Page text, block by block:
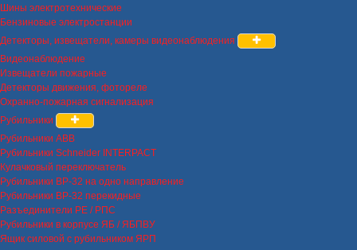
Шины электротехнические
Бензиновые электростанции
Детекторы, извещатели, камеры видеонаблюдения
Видеонаблюдение
Извещатели пожарные
Детекторы движения, фотореле
Охранно-пожарная сигнализация
Рубильники
Рубильники ABB
Рубильники Schneider INTERPACT
Кулачковый переключатель
Рубильники ВР-32 на одно направление
Рубильники ВР-32 перекидные
Разъединители РЕ / РПС
Рубильники в корпусе ЯБ / ЯБПВУ
Ящик силовой с рубильником ЯРП